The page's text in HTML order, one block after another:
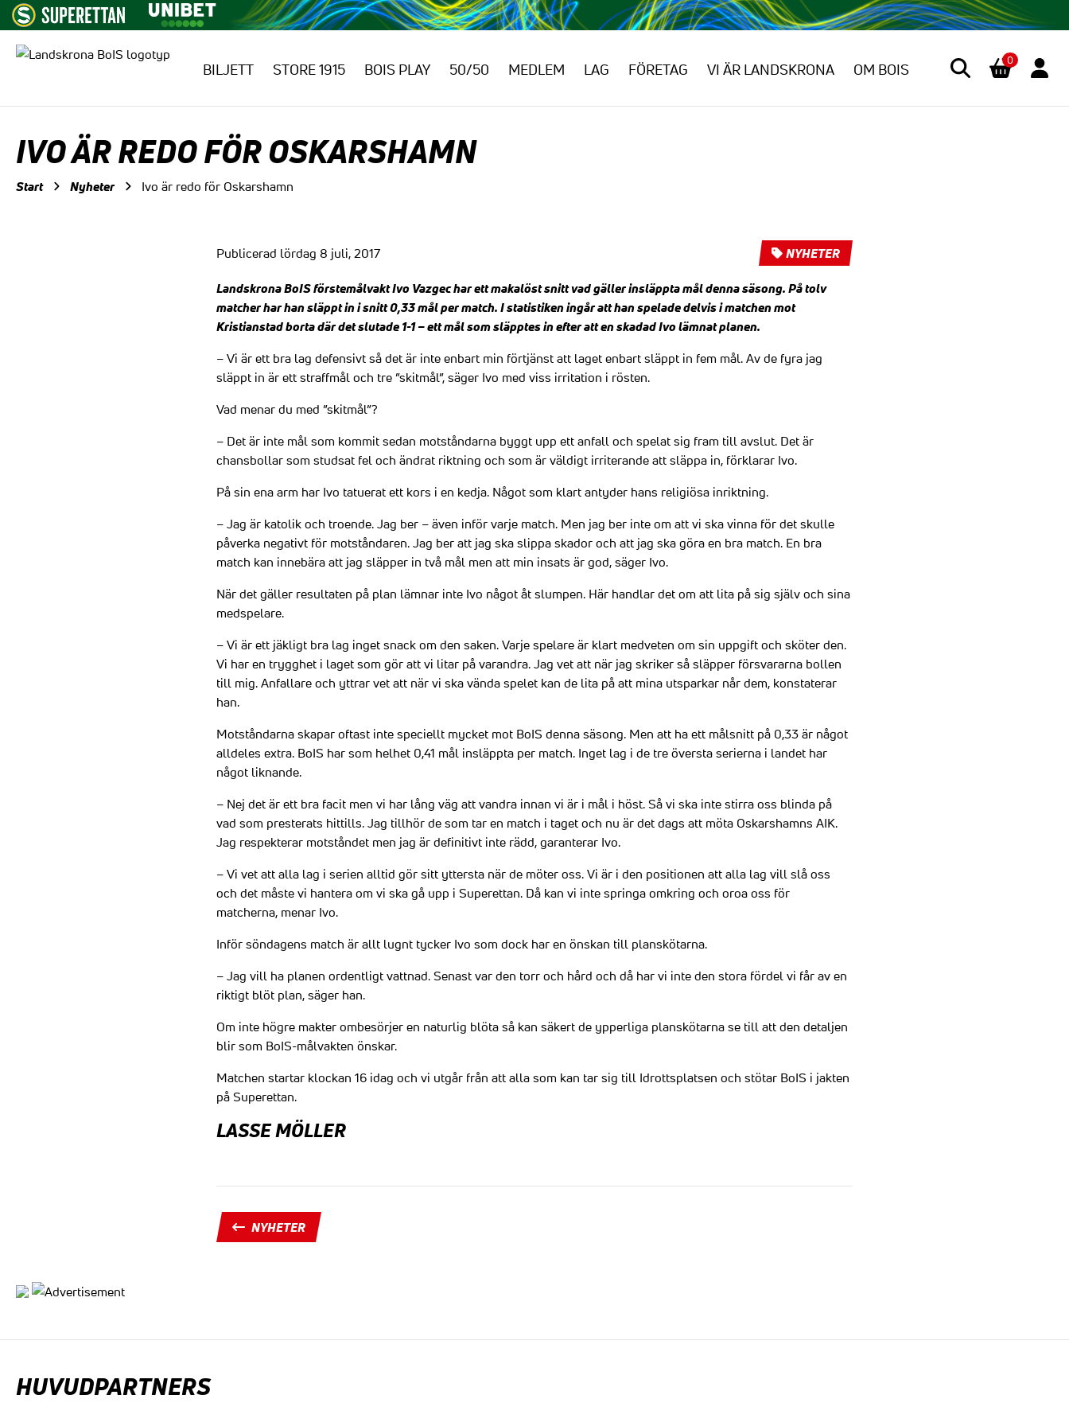
BILJETT STORE 1915 BOIS PLAY 50/50 MEDLEM LAG FÖRETAG VI ÄR LANDSKRONA OM BOIS
0
IVO ÄR REDO FÖR OSKARSHAMN
Start Nyheter Ivo är redo för Oskarshamn
Publicerad lördag 8 juli, 2017
NYHETER
Landskrona BoIS förstemålvakt Ivo Vazgec har ett makalöst snitt vad gäller insläppta mål denna säsong. På tolv
matcher har han släppt in i snitt 0,33 mål per match. I statistiken ingår att han spelade delvis i matchen mot
Kristianstad borta där det slutade 1-1 – ett mål som släpptes in efter att en skadad Ivo lämnat planen.
– Vi är ett bra lag defensivt så det är inte enbart min förtjänst att laget enbart släppt in fem mål. Av de fyra jag
släppt in är ett straffmål och tre ”skitmål”, säger Ivo med viss irritation i rösten.
Vad menar du med ”skitmål”?
– Det är inte mål som kommit sedan motståndarna byggt upp ett anfall och spelat sig fram till avslut. Det är
chansbollar som studsat fel och ändrat riktning och som är väldigt irriterande att släppa in, förklarar Ivo.
På sin ena arm har Ivo tatuerat ett kors i en kedja. Något som klart antyder hans religiösa inriktning.
– Jag är katolik och troende. Jag ber – även inför varje match. Men jag ber inte om att vi ska vinna för det skulle
påverka negativt för motståndaren. Jag ber att jag ska slippa skador och att jag ska göra en bra match. En bra
match kan innebära att jag släpper in två mål men att min insats är god, säger Ivo.
När det gäller resultaten på plan lämnar inte Ivo något åt slumpen. Här handlar det om att lita på sig själv och sina
medspelare.
– Vi är ett jäkligt bra lag inget snack om den saken. Varje spelare är klart medveten om sin uppgift och sköter den.
Vi har en trygghet i laget som gör att vi litar på varandra. Jag vet att när jag skriker så släpper försvararna bollen
till mig. Anfallare och yttrar vet att när vi ska vända spelet kan de lita på att mina utsparkar når dem, konstaterar
han.
Motståndarna skapar oftast inte speciellt mycket mot BoIS denna säsong. Men att ha ett målsnitt på 0,33 är något
alldeles extra. BoIS har som helhet 0,41 mål insläppta per match. Inget lag i de tre översta serierna i landet har
något liknande.
– Nej det är ett bra facit men vi har lång väg att vandra innan vi är i mål i höst. Så vi ska inte stirra oss blinda på
vad som presterats hittills. Jag tillhör de som tar en match i taget och nu är det dags att möta Oskarshamns AIK.
Jag respekterar motståndet men jag är definitivt inte rädd, garanterar Ivo.
– Vi vet att alla lag i serien alltid gör sitt yttersta när de möter oss. Vi är i den positionen att alla lag vill slå oss
och det måste vi hantera om vi ska gå upp i Superettan. Då kan vi inte springa omkring och oroa oss för
matcherna, menar Ivo.
Inför söndagens match är allt lugnt tycker Ivo som dock har en önskan till planskötarna.
– Jag vill ha planen ordentligt vattnad. Senast var den torr och hård och då har vi inte den stora fördel vi får av en
riktigt blöt plan, säger han.
Om inte högre makter ombesörjer en naturlig blöta så kan säkert de ypperliga planskötarna se till att den detaljen
blir som BoIS-målvakten önskar.
Matchen startar klockan 16 idag och vi utgår från att alla som kan tar sig till Idrottsplatsen och stötar BoIS i jakten
på Superettan.
LASSE MÖLLER
NYHETER
HUVUDPARTNERS